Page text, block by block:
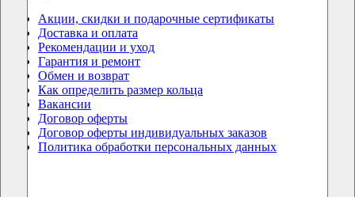
Акции, скидки и подарочные сертификаты
Доставка и оплата
Рекомендации и уход
Гарантия и ремонт
Обмен и возврат
Как определить размер кольца
Вакансии
Договор оферты
Договор оферты индивидуальных заказов
Политика обработки персональных данных